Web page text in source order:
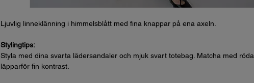
Ljuvlig linneklänning i himmelsblått med fina knappar på ena axeln.
Stylingtips:
Styla med dina svarta lädersandaler och mjuk svart totebag. Matcha med röda
läpparför fin kontrast.